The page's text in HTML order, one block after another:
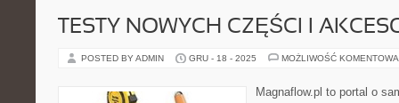
TESTY NOWYCH CZĘŚCI I
POSTED BY ADMIN GRU - 18 - 2025 MOŻLIWOŚĆ
Magnaflow.pl to portal o